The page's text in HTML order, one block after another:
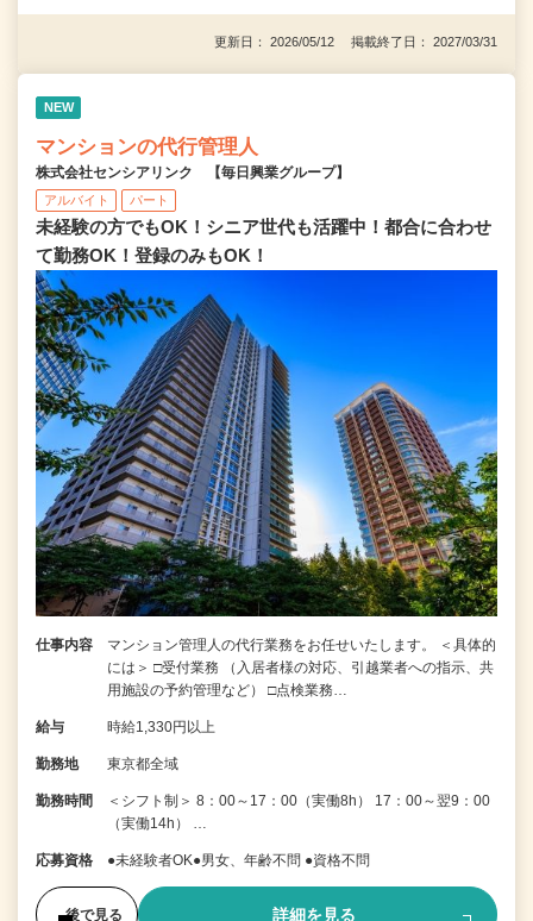
更新日： 2026/05/12 掲載終了日： 2027/03/31
NEW
マンションの代行管理人
株式会社センシアリンク 【毎日興業グループ】
アルバイト パート
未経験の方でもOK！シニア世代も活躍中！都合に合わせ
て勤務OK！登録のみもOK！
仕事内容
マンション管理人の代行業務をお任せいたします。 ＜具体的
には＞ □受付業務 （入居者様の対応、引越業者への指示、共
用施設の予約管理など） □点検業務…
給与 時給1,330円以上
勤務地 東京都全域
勤務時間
＜シフト制＞ 8：00～17：00（実働8h） 17：00～翌9：00
（実働14h） …
応募資格 ●未経験者OK●男女、年齢不問 ●資格不問
後で見る 詳細を見る